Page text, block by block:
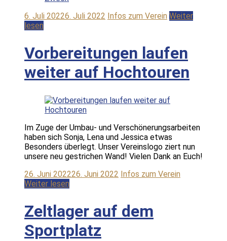
6. Juli 20226. Juli 2022 Infos zum Verein Weiter
lesen
Vorbereitungen laufen
weiter auf Hochtouren
Im Zuge der Umbau- und Verschönerungsarbeiten
haben sich Sonja, Lena und Jessica etwas
Besonders überlegt. Unser Vereinslogo ziert nun
unsere neu gestrichen Wand! Vielen Dank an Euch!
26. Juni 202226. Juni 2022 Infos zum Verein
Weiter lesen
Zeltlager auf dem
Sportplatz